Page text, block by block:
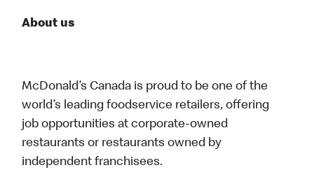
About us
McDonald’s Canada is proud to be one of the
world’s leading foodservice retailers, offering
job opportunities at corporate-owned
restaurants or restaurants owned by
independent franchisees.